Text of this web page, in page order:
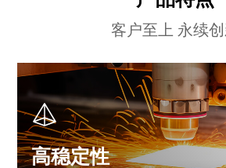
客户至上 永续
高稳定性